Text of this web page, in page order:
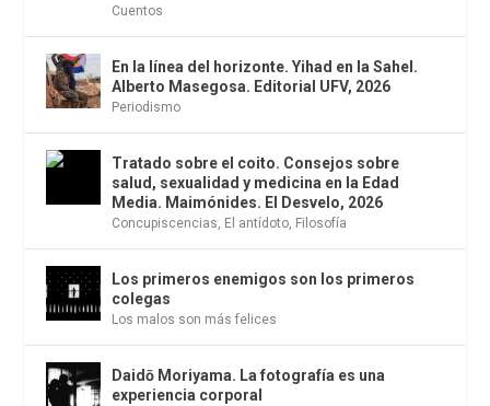
Cuentos
En la línea del horizonte. Yihad en la Sahel.
Alberto Masegosa. Editorial UFV, 2026
Periodismo
Tratado sobre el coito. Consejos sobre
salud, sexualidad y medicina en la Edad
Media. Maimónides. El Desvelo, 2026
Concupiscencias El antídoto Filosofía
Los primeros enemigos son los primeros
colegas
Los malos son más felices
Daidō Moriyama. La fotografía es una
experiencia corporal